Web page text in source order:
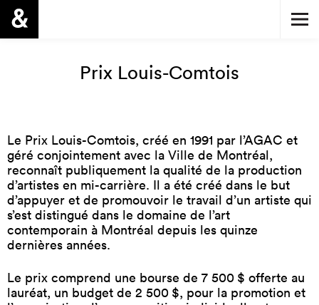
Prix Louis-Comtois
Le Prix Louis-Comtois, créé en 1991 par l’AGAC et
géré conjointement avec la Ville de Montréal,
reconnaît publiquement la qualité de la production
d’artistes en mi-carrière. Il a été créé dans le but
d’appuyer et de promouvoir le travail d’un artiste qui
s’est distingué dans le domaine de l’art
contemporain à Montréal depuis les quinze
dernières années.
Le prix comprend une bourse de 7 500 $ offerte au
lauréat, un budget de 2 500 $, pour la promotion et